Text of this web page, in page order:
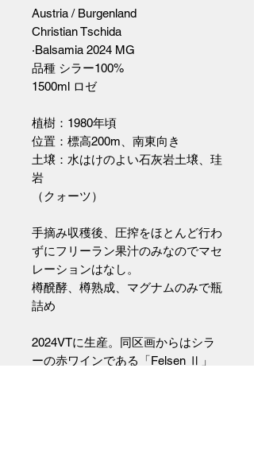
Austria / Burgenland
Christian Tschida
·Balsamia 2024 MG
品種 シラー100%
1500ml ロゼ
植樹：1980年頃
位置：標高200m、南東向き
土壌：水はけのよい石灰岩土壌、珪
岩
（クォーツ）
手摘み収穫後、圧搾をほとんど行わ
ずにフリーラン果汁のみなのでマセ
レーションはなし。
樽醗酵、樽熟成、マグナムのみで瓶
詰め
2024VTに生産。同区画からはシラ
ーの赤ワインである「Felsen Ⅱ」